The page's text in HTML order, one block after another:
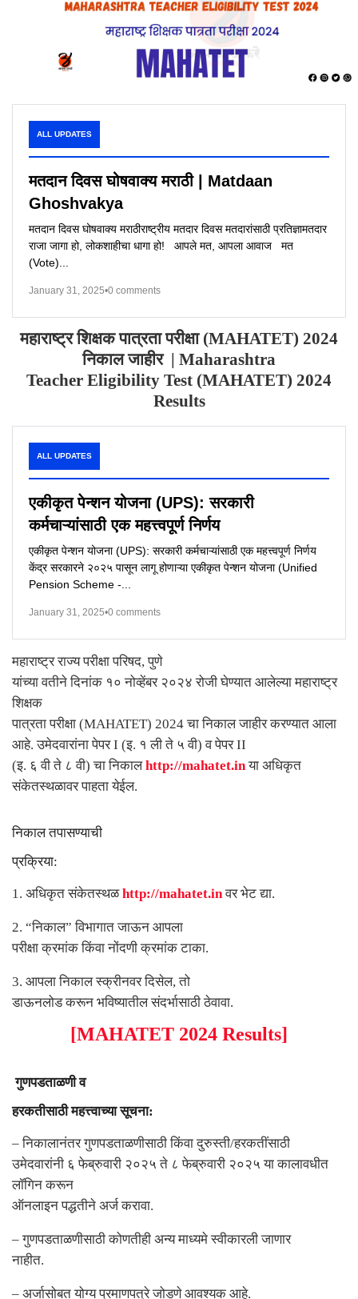
ALL UPDATES
मतदान दिवस घोषवाक्य मराठी | Matdaan
Ghoshvakya
मतदान दिवस घोषवाक्य मराठीराष्ट्रीय मतदार दिवस मतदारांसाठी प्रतिज्ञामतदार
राजा जागा हो, लोकशाहीचा धागा हो! आपले मत, आपला आवाज मत
(Vote)...
January 31, 2025•0 comments
महाराष्ट्र शिक्षक पात्रता परीक्षा (MAHATET) 2024
निकाल जाहीर | Maharashtra
Teacher Eligibility Test (MAHATET) 2024
Results
ALL UPDATES
एकीकृत पेन्शन योजना (UPS): सरकारी
कर्मचाऱ्यांसाठी एक महत्त्वपूर्ण निर्णय
एकीकृत पेन्शन योजना (UPS): सरकारी कर्मचाऱ्यांसाठी एक महत्त्वपूर्ण निर्णय
केंद्र सरकारने २०२५ पासून लागू होणाऱ्या एकीकृत पेन्शन योजना (Unified
Pension Scheme -...
January 31, 2025•0 comments
महाराष्ट्र राज्य परीक्षा परिषद,पुणे
यांच्या वतीने दिनांक १० नोव्हेंबर २०२४ रोजी घेण्यात आलेल्या महाराष्ट्र
शिक्षक
पात्रता परीक्षा (MAHATET) 2024चा निकाल जाहीर करण्यात आला
आहे. उमेदवारांना पेपरI (इ. १ ली ते ५ वी) व पेपरII
(इ. ६ वी ते ८ वी) चा निकालhttp://mahatet.in या अधिकृत
संकेतस्थळावर पाहता येईल.
निकाल तपासण्याची
प्रक्रिया:
1. अधिकृत संकेतस्थळhttp://mahatet.in वर भेट द्या.
2. “निकाल”विभागात जाऊन आपला
परीक्षा क्रमांक किंवा नोंदणी क्रमांक टाका.
3. आपला निकाल स्क्रीनवर दिसेल,तो
डाऊनलोड करून भविष्यातील संदर्भासाठी ठेवावा.
[MAHATET 2024 Results]
गुणपडताळणी व
हरकतीसाठी महत्त्वाच्या सूचना:
–निकालानंतर गुणपडताळणीसाठी किंवा दुरुस्ती/हरकतींसाठी
उमेदवारांनी ६ फेब्रुवारी २०२५ ते ८ फेब्रुवारी २०२५ या कालावधीत
लॉगिन करून
ऑनलाइन पद्धतीने अर्ज करावा.
–गुणपडताळणीसाठी कोणतीही अन्य माध्यमे स्वीकारली जाणार
नाहीत.
– अर्जासोबत योग्य प्रमाणपत्रे जोडणे आवश्यक आहे.